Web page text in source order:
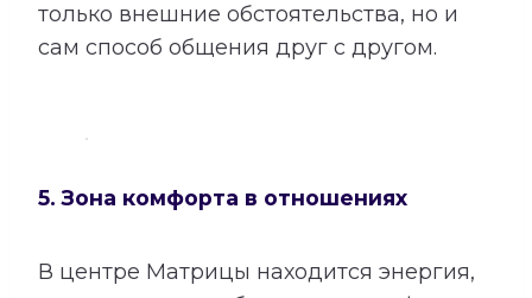
только внешние обстоятельства, но и
сам способ общения друг с другом.
5. Зона комфорта в отношениях
В центре Матрицы находится энергия,